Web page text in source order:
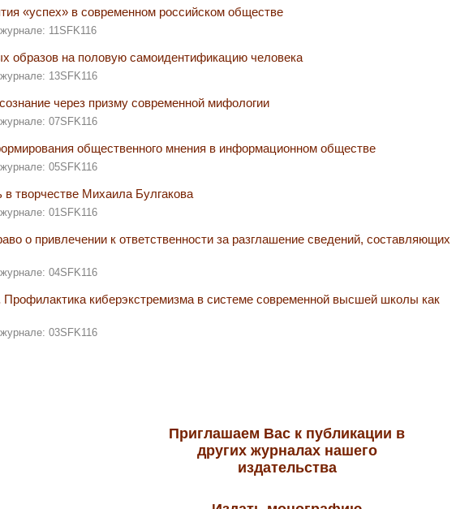
«успех» в современном российском обществе
11SFK116
образов на половую самоидентификацию человека
13SFK116
через призму современной мифологии
07SFK116
общественного мнения в информационном обществе
05SFK116
в творчестве Михаила Булгакова
01SFK116
о привлечении к ответственности за разглашение сведений, составляющих
04SFK116
Профилактика киберэкстремизма в системе современной высшей школы как
03SFK116
Приглашаем Вас к публикации в
других журналах нашего
издательства